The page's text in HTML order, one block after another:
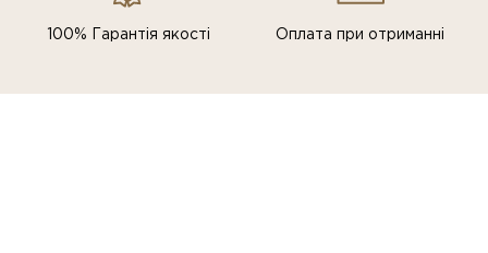
100% Гарантія якості Оплата при отриманні